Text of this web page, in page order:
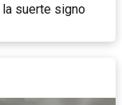
suerte signo